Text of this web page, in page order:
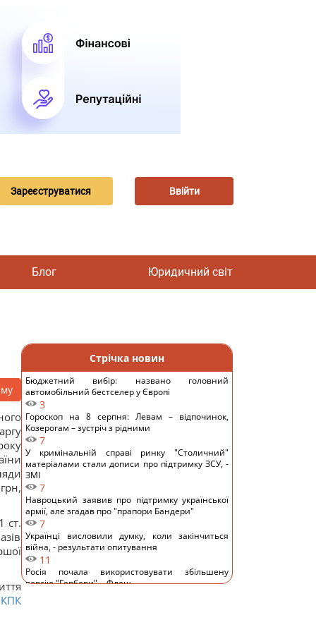
Зареєструватися Ввійти
Блог Юридичний світ
ст.
КПК
Стрічка новин
Бюджетний вибір: названо головний
автомобільний бестселер у Європі
3
Гороскоп на 8 серпня: Левам – відпочинок,
Козерогам – зустріч з рідними
7
У кримінальній справі ринку "Столичний"
матеріалами стали дописи про підтримку ЗСУ, -
ЗМІ
7
Навроцький заявив про підтримку української
армії, але згадав про "прапори Бандери"
7
Українці висловили думку, коли закінчиться
війна, - результати опитування
11
Росія почала використовувати збільшену
версію "Гербери", - Флеш